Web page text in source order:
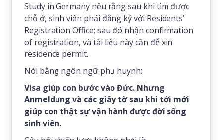
Study in Germany nêu rằng sau khi tìm được
chỗ ở, sinh viên phải đăng ký với Residents’
Registration Office; sau đó nhận confirmation
of registration, và tài liệu này cần để xin
residence permit.
Nói bằng ngôn ngữ phụ huynh:
Visa giúp con bước vào Đức. Nhưng
Anmeldung và các giấy tờ sau khi tới mới
giúp con thật sự vận hành được đời sống
sinh viên.